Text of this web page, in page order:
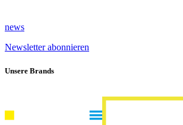
news
Newsletter abonnieren
Unsere Brands